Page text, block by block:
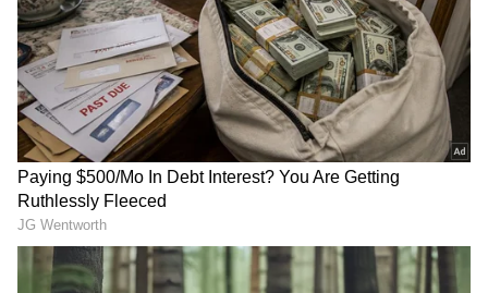
'செடென்டரி லைஃப்ஸ்டைல்' (Sedentary
Lifestyle) என்கிறோம்.
ஏசியாநெட் தமிழ்-ஐ உங்கள் முதன்மைத்
தேர்வாக்குங்கள்